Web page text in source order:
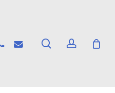
email searchaccount